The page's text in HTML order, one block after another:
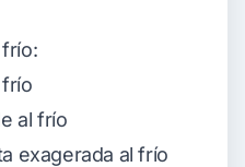
al frío
exagerada al frío